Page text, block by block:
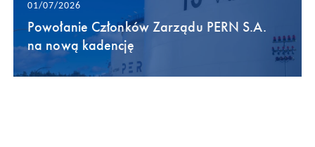
01/07/2026
Powołanie Członków Zarządu PERN S.A.
na nową kadencję